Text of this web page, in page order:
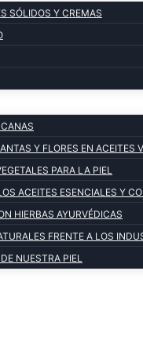
SÓLIDOS Y CREMAS
Y FLORES EN ACEITES
PARA LA PIEL
ACEITES ESENCIALES Y
HIERBAS AYURVÉDICAS
FRENTE A LOS
NUESTRA PIEL